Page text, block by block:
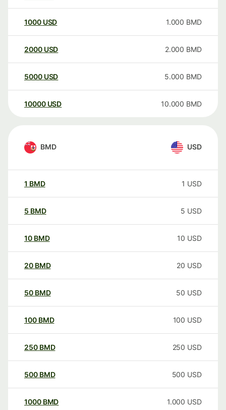
1000 USD 1.000 BMD
2000 USD 2.000 BMD
5000 USD 5.000 BMD
10000 USD 10.000 BMD
BMD USD
1 BMD 1 USD
5 BMD 5 USD
10 BMD 10 USD
20 BMD 20 USD
50 BMD 50 USD
100 BMD 100 USD
250 BMD 250 USD
500 BMD 500 USD
1000 BMD 1.000 USD